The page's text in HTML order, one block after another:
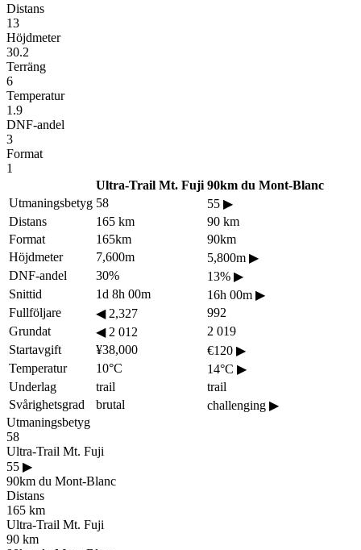
Distans
13
Höjdmeter
30.2
Terräng
6
Temperatur
1.9
DNF-andel
3
Format
1
Ultra-Trail Mt. Fuji 90km du Mont-Blanc
Utmaningsbetyg 58 55 ▶
Distans
165 km
90 km
Format
165km
90km
Höjdmeter
7,600m 5,800m ▶
DNF-andel
30% 13% ▶
Snittid
1d 8h 00m 16h 00m ▶
Fullföljare
◀2,327
992
Grundat
◀2 012
2 019
Startavgift
¥38,000 €120 ▶
Temperatur
10°C 14°C ▶
Underlag
trail
trail
Svårighetsgrad
brutal challenging ▶
Utmaningsbetyg
58
Ultra-Trail Mt. Fuji
55 ▶
90km du Mont-Blanc
Distans
165 km
Ultra-Trail Mt. Fuji
90 km